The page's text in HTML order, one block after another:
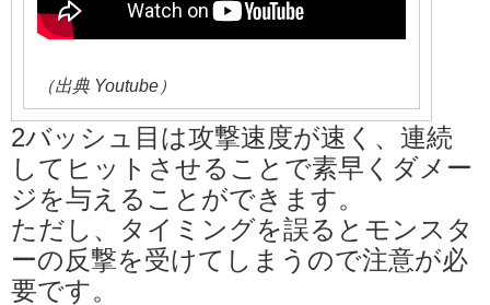
（出典 Youtube）
2バッシュ目は攻撃速度が速く、連続
してヒットさせることで素早くダメー
ジを与えることができます。
ただし、タイミングを誤るとモンスタ
ーの反撃を受けてしまうので注意が必
要です。